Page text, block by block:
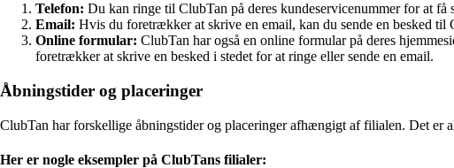
Telefon: Du kan ringe til ClubTan på deres kundeservicenummer for at få
Email: Hvis du foretrækker at skrive en email, kan du sende en besked
Online formular: ClubTan har også en online formular på deres
foretrækker at skrive en besked i stedet for at ringe eller sende en email.
Åbningstider og placeringer
ClubTan har forskellige åbningstider og placeringer afhængigt af filialen. Det er
Her er nogle eksempler på ClubTans filialer: